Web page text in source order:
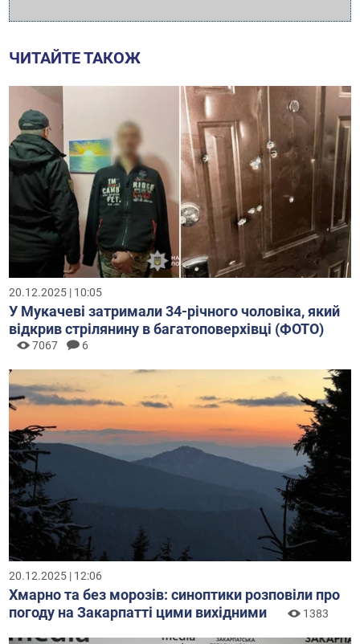
ЧИТАЙТЕ ТАКОЖ
20.12.2025 | 10:05
У Мукачеві затримали 34-річного чоловіка, який
відкрив стрілянину в багатоповерхівці (ФОТО)
7067 6
20.12.2025 | 12:06
Хмарно та без морозів: синоптики розповіли про
погоду на Закарпатті цими вихідними
1383